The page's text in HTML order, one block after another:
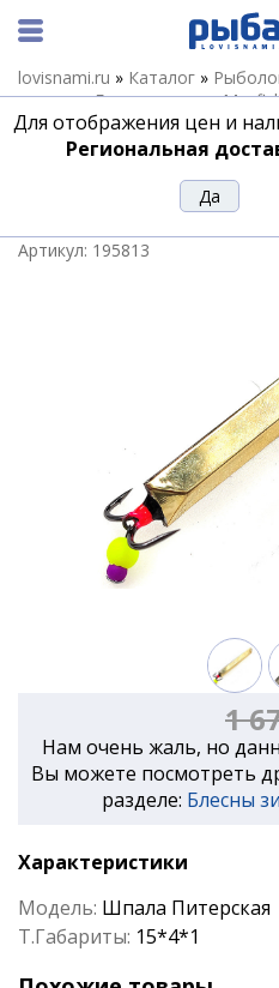
lovisnami.ru » Каталог »
зимние»Блесны зимние
Maxfishing Шпала Питерская»
ПИТЕРСКАЯ впай 60мм
Зимняя блесна
впай 60мм
Артикул: 195813
1
Нам очень жаль, но
Вы можете посмотреть
разделе: Блесны
Характеристики
Модель: Шпала Питерская
Т.Габариты: 15*4*1
Для отображения цен и
Региональная